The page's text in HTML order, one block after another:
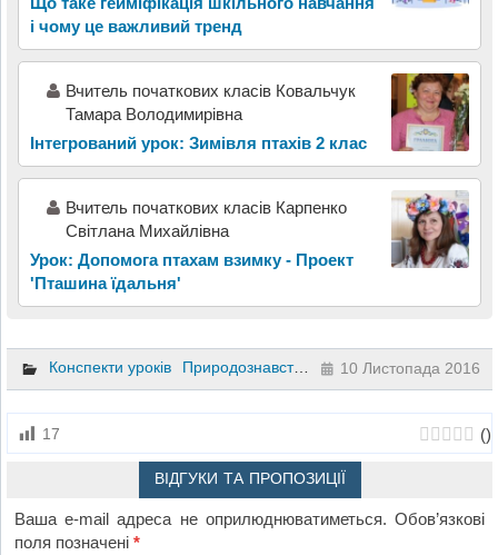
і чому це важливий тренд
Вчитель початкових класів Ковальчук
Тамара Володимирівна
Інтегрований урок: Зимівля птахів 2 клас
Вчитель початкових класів Карпенко
Світлана Михайлівна
Урок: Допомога птахам взимку - Проект
'Пташина їдальня'
Конспекти уроків Природознавство 2 клас
10 Листопада 2016
17 ()
ВІДГУКИ ТА ПРОПОЗИЦІЇ
Ваша e-mail адреса не оприлюднюватиметься. Обов’язкові
поля позначені*